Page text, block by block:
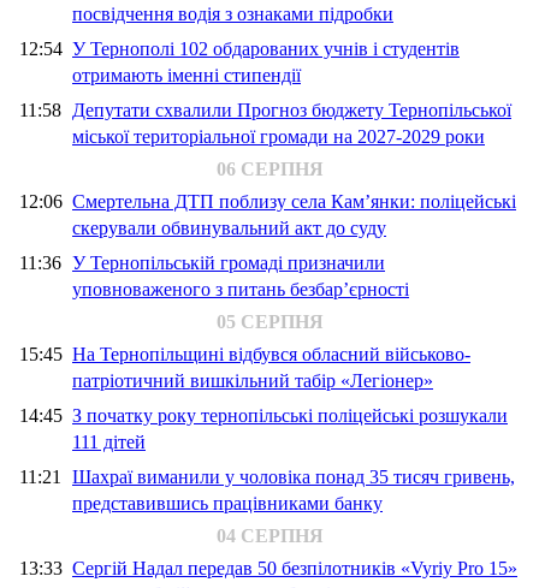
посвідчення водія з ознаками підробки
12:54 У Тернополі 102 обдарованих учнів і студентів
отримають іменні стипендії
11:58 Депутати схвалили Прогноз бюджету Тернопільської
міської територіальної громади на 2027-2029 роки
06 СЕРПНЯ
12:06 Смертельна ДТП поблизу села Кам’янки: поліцейські
скерували обвинувальний акт до суду
11:36 У Тернопільській громаді призначили
уповноваженого з питань безбар’єрності
05 СЕРПНЯ
15:45 На Тернопільщині відбувся обласний військово-
патріотичний вишкільний табір «Легіонер»
14:45 З початку року тернопільські поліцейські розшукали
111 дітей
11:21 Шахраї виманили у чоловіка понад 35 тисяч гривень,
представившись працівниками банку
04 СЕРПНЯ
13:33 Сергій Надал передав 50 безпілотників «Vyriy Pro 15»